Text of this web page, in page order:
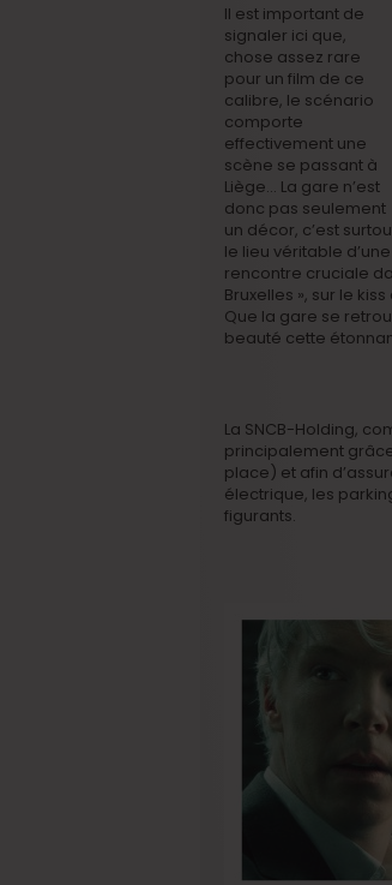
Il est important de
signaler ici que,
chose assez rare
pour un film de ce
calibre, le scénario
comporte
effectivement une
scène se passant à
Liège… La gare n’est
donc pas seulement
un décor, c’est
le lieu véritable d’une
rencontre cruciale
Bruxelles », sur le
Que la gare se
beauté cette
La SNCB-Holding,
principalement
place) et afin
électrique, les
figurants.